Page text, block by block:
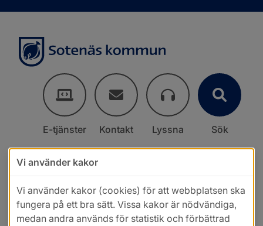
E-tjänster Kontakt Lyssna Sök
Vi använder kakor
Vi använder kakor (cookies) för att webbplatsen ska
fungera på ett bra sätt. Vissa kakor är nödvändiga,
medan andra används för statistik och förbättrad